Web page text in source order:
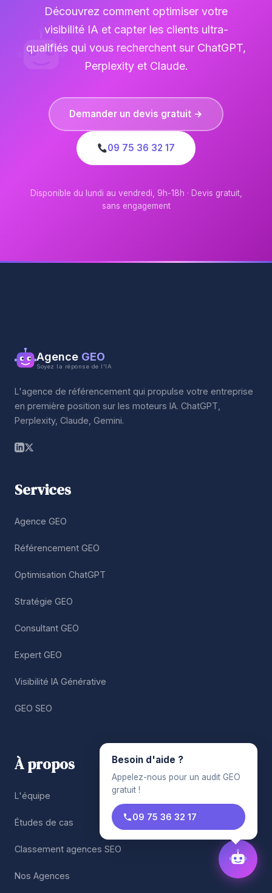
Découvrez comment optimiser votre
visibilité IA et capter les clients ultra-
qualifiés qui vous recherchent sur ChatGPT,
Perplexity et Claude.
Demander un devis gratuit →
09 75 36 32 17
Disponible du lundi au vendredi, 9h-18h · Devis gratuit,
sans engagement
Agence GEO
Soyez la réponse de l'IA
L'agence de référencement qui propulse votre entreprise
en première position sur les moteurs IA. ChatGPT,
Perplexity, Claude, Gemini.
Services
Agence GEO
Référencement GEO
Optimisation ChatGPT
Stratégie GEO
Consultant GEO
Expert GEO
Visibilité IA Générative
GEO SEO
À propos
L'équipe
Études de cas
Classement agences SEO
Nos Agences
Besoin d'aide ?
Appelez-nous pour un audit GEO
gratuit !
09 75 36 32 17